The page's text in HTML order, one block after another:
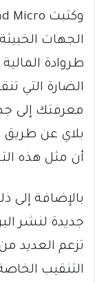
الجهات
الضارة التي
معرفتك إلى
بلاي عن طريق
أن مثل هذه
بالإضافة إلى
جديدة لنشر
تزعم العديد
التنقيب